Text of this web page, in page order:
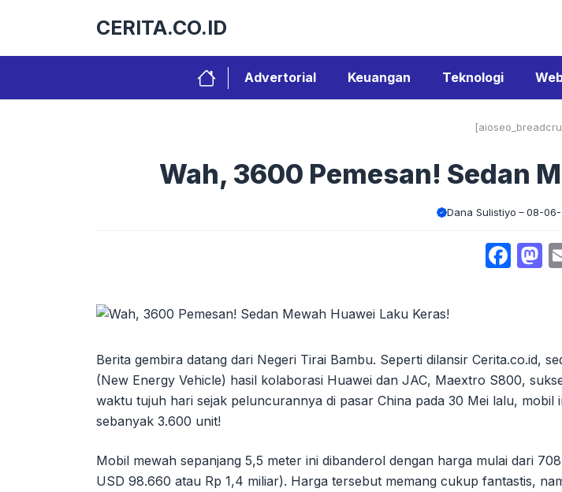
CERITA.CO.ID
Advertorial Keuangan Teknologi
Wah, 3600 Pemesan! Sedan
Dana Sulistiyo 08-06-
Berita gembira datang dari Negeri Tirai Bambu. Seperti dilansir Cerita.co.id,
(New Energy Vehicle) hasil kolaborasi Huawei dan JAC, Maextro S800,
waktu tujuh hari sejak peluncurannya di pasar China pada 30 Mei lalu, mobil
sebanyak 3.600 unit!
Mobil mewah sepanjang 5,5 meter ini dibanderol dengan harga mulai dari
USD 98.660 atau Rp 1,4 miliar). Harga tersebut memang cukup fantastis,